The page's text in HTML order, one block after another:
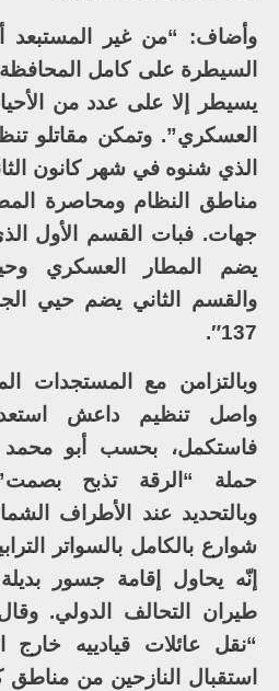
وأضاف: “من غير المستبعد
السيطرة على كامل
يسيطر إلا على عدد من
العسكري”. وتمكن مقاتلو
الذي شنوه في شهر كانون
مناطق النظام ومحاصرة
جهات. فبات القسم الأول
يضم المطار العسكري
والقسم الثاني يضم حيي
137″.
وبالتزامن مع المستجدات
واصل تنظيم داعش
فاستكمل، بحسب أبو محمد
حملة “الرقة تذبح
وبالتحديد عند الأطراف
شوارع بالكامل بالسواتر
إنّه يحاول إقامة جسور
طيران التحالف الدولي.
“نقل عائلات قيادييه خارج
استقبال النازحين من